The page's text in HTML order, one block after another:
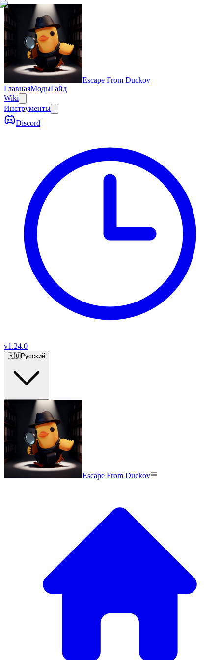
Escape From Duckov
ГлавнаяМодыГайд
Wiki
Инструменты
Discord
v1.24.0
🇷🇺Русский
Escape From Duckov